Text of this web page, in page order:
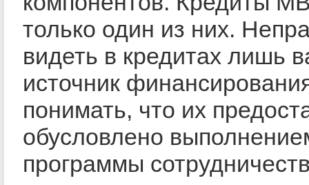
только один из них.
видеть в кредитах лишь
источник
понимать, что их
обусловлено
программы